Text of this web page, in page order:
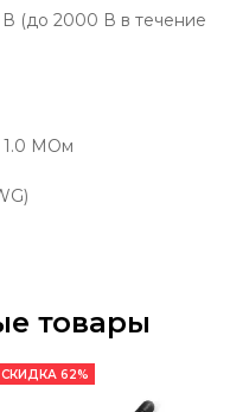
(до 2000 В в течение
1.0 МОм
товары
СКИДКА 62%